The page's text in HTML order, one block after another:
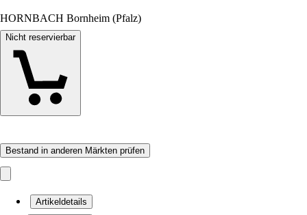
HORNBACH Bornheim (Pfalz)
Nicht reservierbar
Bestand in anderen Märkten prüfen
Artikeldetails